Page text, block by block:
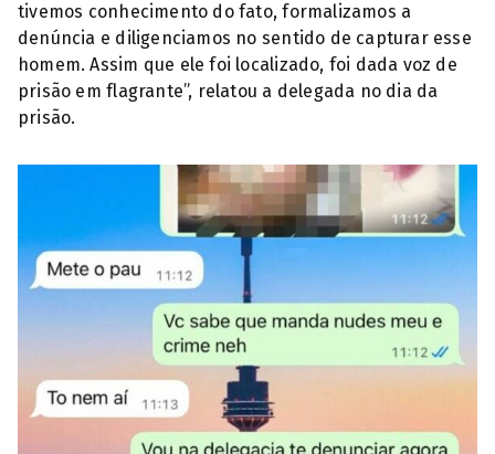
tivemos conhecimento do fato, formalizamos a
denúncia e diligenciamos no sentido de capturar esse
homem. Assim que ele foi localizado, foi dada voz de
prisão em flagrante”, relatou a delegada no dia da
prisão.